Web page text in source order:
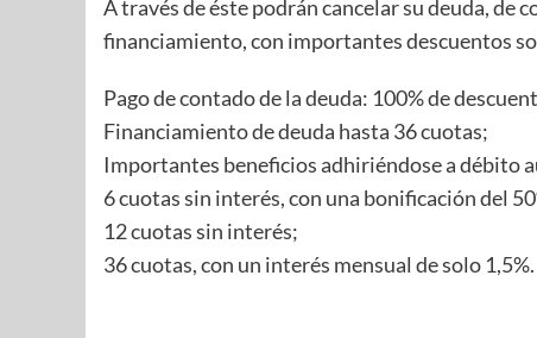
A través de éste podrán cancelar su deuda,
financiamiento, con importantes descuentos
Pago de contado de la deuda: 100% de
Financiamiento de deuda hasta 36 cuotas;
Importantes beneficios adhiriéndose a débito
6 cuotas sin interés, con una bonificación del
12 cuotas sin interés;
36 cuotas, con un interés mensual de solo 1,5%.